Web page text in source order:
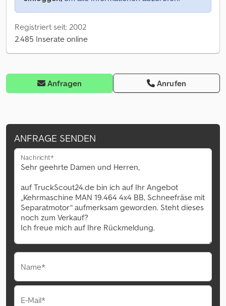
Registriert seit: 2002
2.485 Inserate online
Anfragen Anrufen
ANFRAGE SENDEN
Nachricht*
Name*
E-Mail*